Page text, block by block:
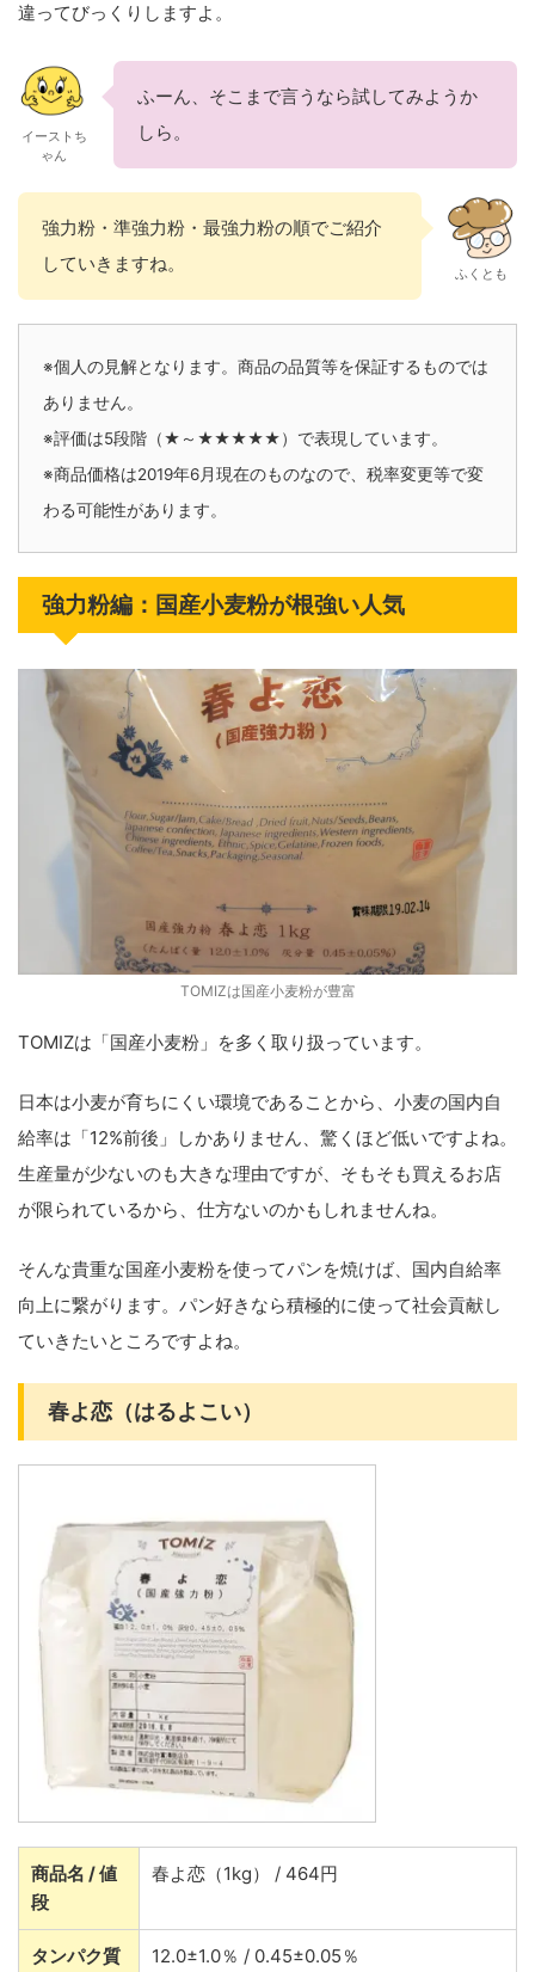
違ってびっくりしますよ。
イーストち
ゃん
ふーん、そこまで言うなら試してみようか
しら。
強力粉・準強力粉・最強力粉の順でご紹介
していきますね。
ふくとも
※個人の見解となります。商品の品質等を保証するものでは
ありません。
※評価は5段階（★～★★★★★）で表現しています。
※商品価格は2019年6月現在のものなので、税率変更等で変
わる可能性があります。
強力粉編：国産小麦粉が根強い人気
TOMIZは国産小麦粉が豊富
TOMIZは「国産小麦粉」を多く取り扱っています。
日本は小麦が育ちにくい環境であることから、小麦の国内自
給率は「12%前後」しかありません、驚くほど低いですよね。
生産量が少ないのも大きな理由ですが、そもそも買えるお店
が限られているから、仕方ないのかもしれませんね。
そんな貴重な国産小麦粉を使ってパンを焼けば、国内自給率
向上に繋がります。パン好きなら積極的に使って社会貢献し
ていきたいところですよね。
春よ恋（はるよこい）
商品名 / 値
段
春よ恋（1kg） / 464円
タンパク質 12.0±1.0％ / 0.45±0.05％